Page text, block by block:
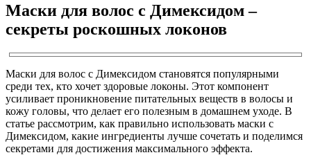
Маски для волос с Димексидом –
секреты роскошных локонов
Маски для волос с Димексидом становятся популярными
среди тех, кто хочет здоровые локоны. Этот компонент
усиливает проникновение питательных веществ в волосы и
кожу головы, что делает его полезным в домашнем уходе. В
статье рассмотрим, как правильно использовать маски с
Димексидом, какие ингредиенты лучше сочетать и поделимся
секретами для достижения максимального эффекта.